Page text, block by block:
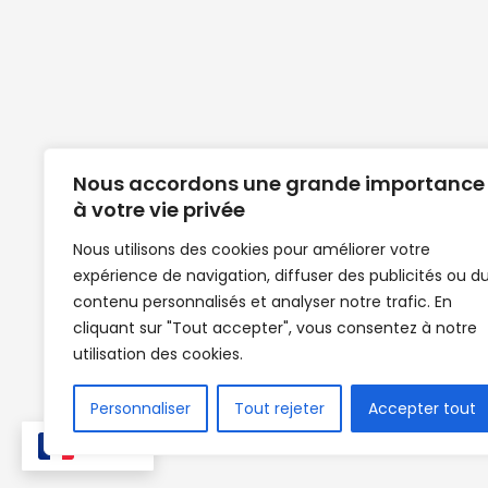
Nous accordons une grande importance
à votre vie privée
Nous utilisons des cookies pour améliorer votre
expérience de navigation, diffuser des publicités ou du
contenu personnalisés et analyser notre trafic. En
cliquant sur "Tout accepter", vous consentez à notre
utilisation des cookies.
Personnaliser Tout rejeter Accepter tout
Clubs de football en Guinée |
de Guinée de football | Mercato | Lions
News | Match en direct | But | Actualité au
| Handball Guinee | Match Guinee |
de Guinée | Senegal Equipe | Guinée | Le
en direct | Boxe | Sénégal Dakar | La
Africasport | Clubs de football